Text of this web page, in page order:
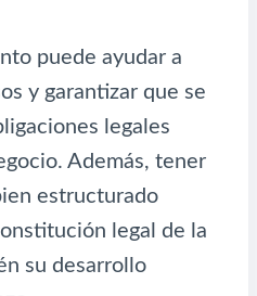
puede ayudar a
y garantizar que se
legales
Además, tener
estructurado
legal de la
su desarrollo